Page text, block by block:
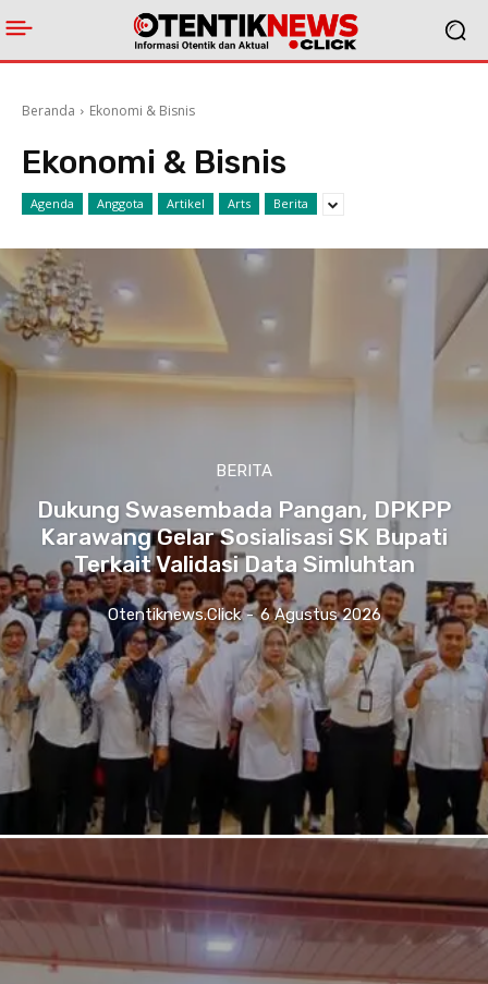
Beranda Ekonomi & Bisnis
Ekonomi & Bisnis
Agenda Anggota Artikel Arts Berita
BERITA
Dukung Swasembada Pangan, DPKPP
Karawang Gelar Sosialisasi SK Bupati
Terkait Validasi Data Simluhtan
Otentiknews.click - 6 Agustus 2026